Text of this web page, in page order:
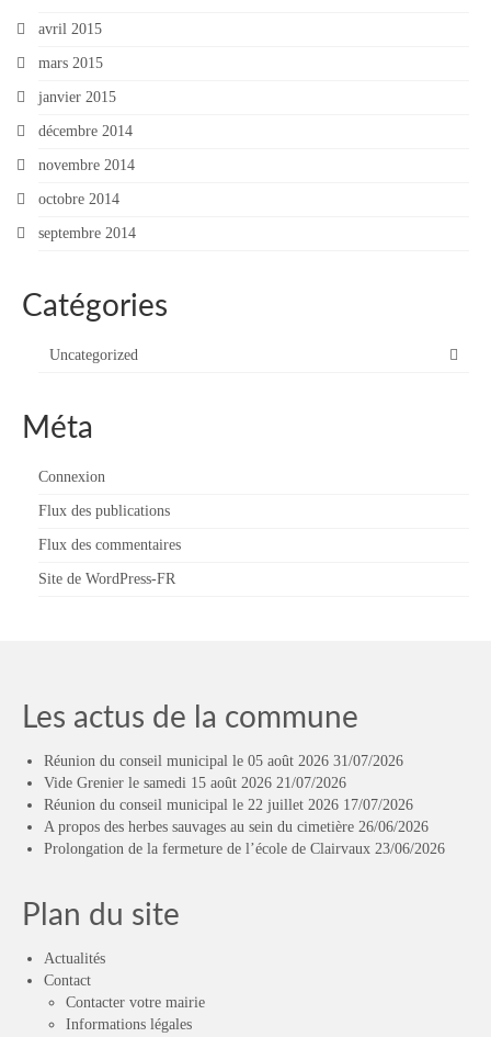
avril 2015
mars 2015
janvier 2015
décembre 2014
novembre 2014
octobre 2014
septembre 2014
Catégories
Uncategorized
Méta
Connexion
Flux des publications
Flux des commentaires
Site de WordPress-FR
Les actus de la commune
Réunion du conseil municipal le 05 août 2026 31/07/2026
Vide Grenier le samedi 15 août 2026 21/07/2026
Réunion du conseil municipal le 22 juillet 2026 17/07/2026
A propos des herbes sauvages au sein du cimetière 26/06/2026
Prolongation de la fermeture de l’école de Clairvaux 23/06/2026
Plan du site
Actualités
Contact
Contacter votre mairie
Informations légales